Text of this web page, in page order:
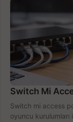
Switch Mi
Switch mi access
oyuncu